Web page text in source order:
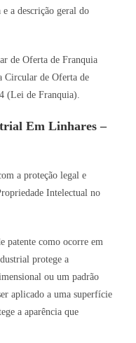
a descrição geral do
de Oferta de Franquia
Circular de Oferta de
(Lei de Franquia).
Em Linhares –
a proteção legal e
Intelectual no
patente como ocorre em
protege a
ou um padrão
aplicado a uma superfície
a aparência que